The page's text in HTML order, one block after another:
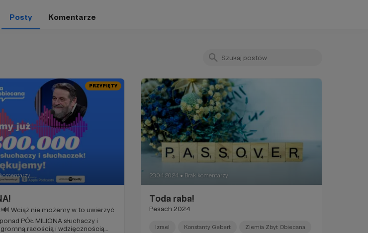
Posty Komentarze
PRZYPIĘTY
PÓŁ MILIONA słuchaczy i
23.04.2024 ● Brak komentarzy
Toda raba!
Pesach 2024
Izrael Konstanty Gebert Ziemia Zbyt Obiecana